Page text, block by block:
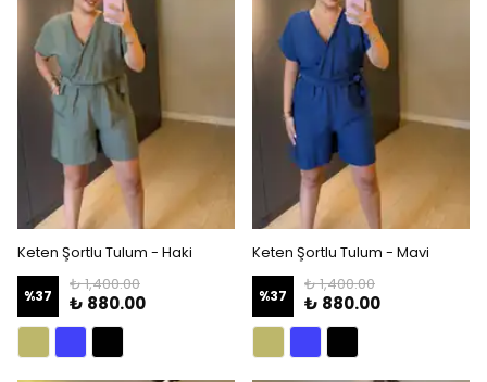
Keten Şortlu Tulum - Haki
%37
₺ 1,400.00
₺ 880.00
Keten Şortlu Tulum - Mavi
%37
₺ 1,400.00
₺ 880.00